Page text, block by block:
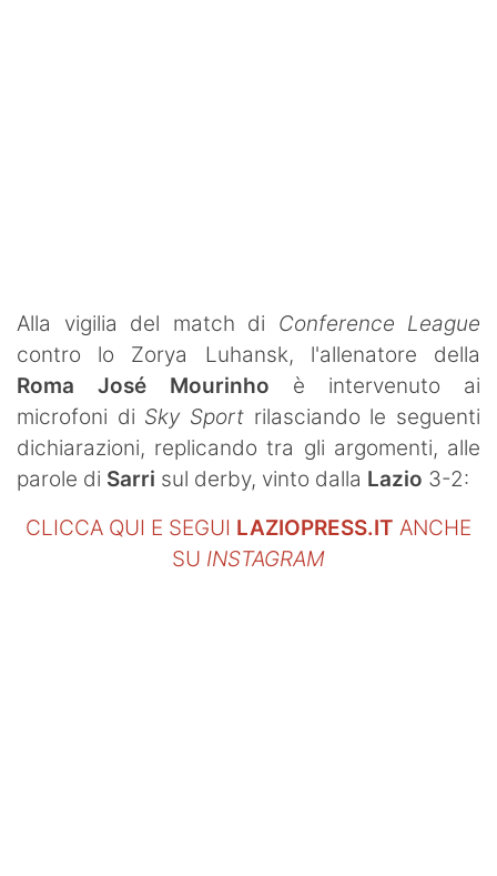
Alla vigilia del match di Conference League
contro lo Zorya Luhansk, l'allenatore della
Roma
José Mourinho è intervenuto ai
microfoni di Sky Sport rilasciando le seguenti
dichiarazioni, replicando tra gli argomenti, alle
parole di Sarri sul derby, vinto dalla Lazio 3-2:
CLICCA QUI E SEGUI LAZIOPRESS.IT ANCHE
SU INSTAGRAM